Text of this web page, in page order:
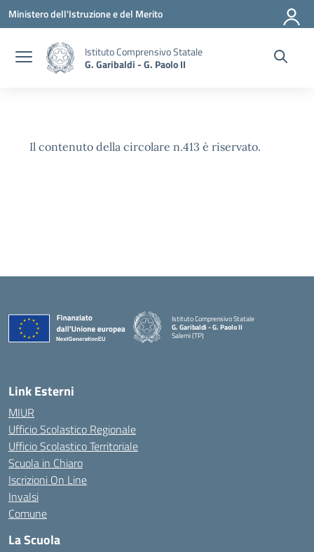
Vai ai contenuti
Vai al menu di navigazione
Vai al footer
Ministero dell'Istruzione e del Merito
Istituto Comprensivo Statale
G. Garibaldi - G. Paolo II
Il contenuto della circolare n.413 è riservato.
Istituto Comprensivo Statale
G. Garibaldi - G. Paolo II
Salemi (TP)
Link Esterni
MIUR
Ufficio Scolastico Regionale
Ufficio Scolastico Territoriale
Scuola in Chiaro
Iscrizioni On Line
Invalsi
Comune
La Scuola